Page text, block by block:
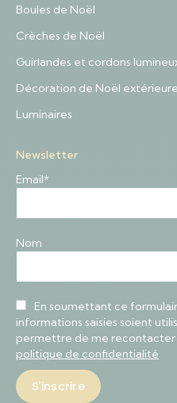
Boules de Noël
Crèches de Noël
Guirlandes et cordons
Décoration de Noël extérieure
Luminaires
Newsletter
Email*
Nom
En soumettant ce
informations saisies soient
permettre de me
politique de confidentialité